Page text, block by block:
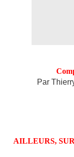
Par
AILLEURS,